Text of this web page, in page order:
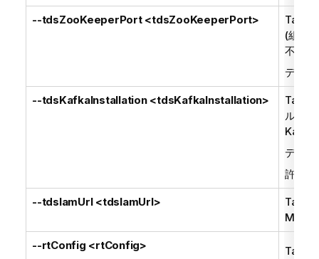
--tdsZooKeeperPort <tdsZooKeeperPort>
(組み
不要)。
デフ
--tdsKafkaInstallation <tdsKafkaInstallation>
ルオ
Kafka
デフ
許可
--tdsIamUrl <tdsIamUrl>
--rtConfig <rtConfig>